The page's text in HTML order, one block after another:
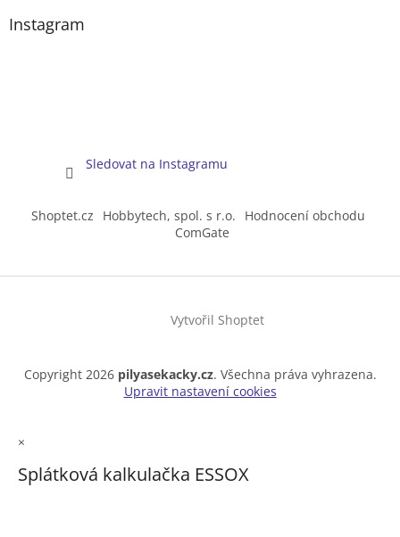
Instagram
Sledovat na Instagramu
Shoptet.cz Hobbytech, spol. s r.o.
Hodnocení obchodu
ComGate
Vytvořil Shoptet
Copyright 2026 pilyasekacky.cz. Všechna práva vyhrazena.
Upravit nastavení cookies
×
Splátková kalkulačka ESSOX